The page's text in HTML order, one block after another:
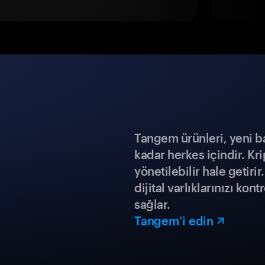
Tangem ürünleri, yeni
kadar herkes içindir.
yönetilebilir hale
dijital varlıklarınızı
sağlar.
Tangem’i edin